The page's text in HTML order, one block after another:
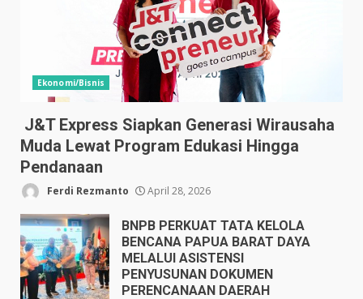
Ekonomi/Bisnis
J&T Express Siapkan Generasi Wirausaha
Muda Lewat Program Edukasi Hingga
Pendanaan
Ferdi Rezmanto April 28, 2026
BNPB PERKUAT TATA KELOLA
BENCANA PAPUA BARAT DAYA
MELALUI ASISTENSI
PENYUSUNAN DOKUMEN
PERENCANAAN DAERAH